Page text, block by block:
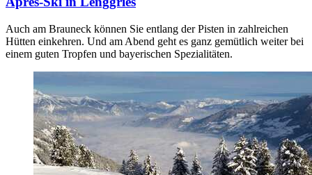
Auch am Brauneck können Sie entlang der Pisten in zahlreichen
Hütten einkehren. Und am Abend geht es ganz gemütlich weiter bei
einem guten Tropfen und bayerischen Spezialitäten.